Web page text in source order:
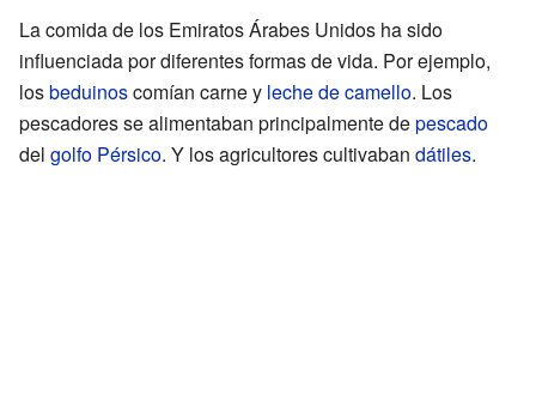
La comida de los Emiratos Árabes Unidos ha sido
influenciada por diferentes formas de vida. Por ejemplo,
losbeduinoscomían carne y leche de camello. Los
pescadores se alimentaban principalmente depescado
del golfo Pérsico. Y los agricultores cultivaban dátiles.